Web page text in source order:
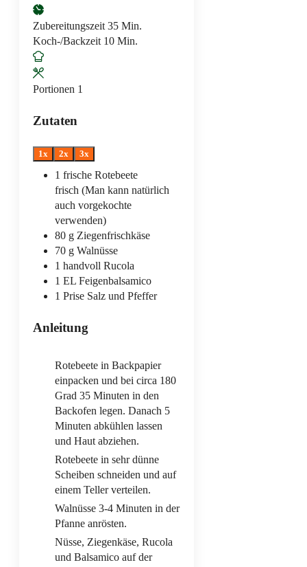
Zubereitungszeit 35Minuten
Min.
Koch-/Backzeit 10Minuten
Min.
Portionen 1
Zutaten
1x 2x 3x
1 frische Rotebeete
frisch (Man kann natürlich
auch vorgekochte
verwenden)
80 g Ziegenfrischkäse
70 g Walnüsse
1 handvoll Rucola
1 EL Feigenbalsamico
1 Prise Salz und Pfeffer
Anleitung
Rotebeete in Backpapier
einpacken und bei circa 180
Grad 35 Minuten in den
Backofen legen. Danach 5
Minuten abkühlen lassen
und Haut abziehen.
Rotebeete in sehr dünne
Scheiben schneiden und auf
einem Teller verteilen.
Walnüsse 3-4 Minuten in der
Pfanne anrösten.
Nüsse, Ziegenkäse, Rucola
und Balsamico auf der